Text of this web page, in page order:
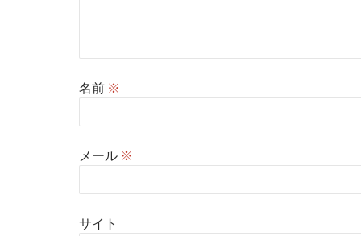
名前 ※
メール ※
サイト